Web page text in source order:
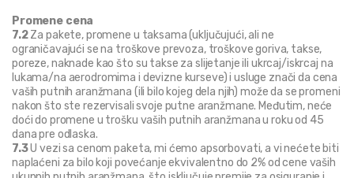
Promene cena
7.2 Za pakete, promene u taksama (uključujući, ali ne
ograničavajući se na troškove prevoza, troškove goriva, takse,
poreze, naknade kao što su takse za slijetanje ili ukrcaj/iskrcaj na
lukama/na aerodromima i devizne kurseve) i usluge znači da cena
vaših putnih aranžmana (ili bilo kojeg dela njih) može da se promeni
nakon što ste rezervisali svoje putne aranžmane. Međutim, neće
doći do promene u trošku vaših putnih aranžmana u roku od 45
dana pre odlaska.
7.3 U vezi sa cenom paketa, mi ćemo apsorbovati, a vi nećete biti
naplaćeni za bilo koji povećanje ekvivalentno do 2% od cene vaših